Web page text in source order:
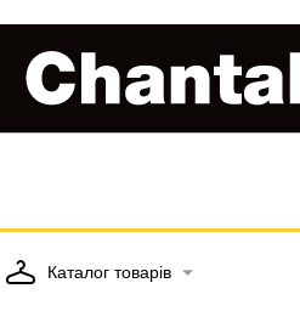
Каталог товарів